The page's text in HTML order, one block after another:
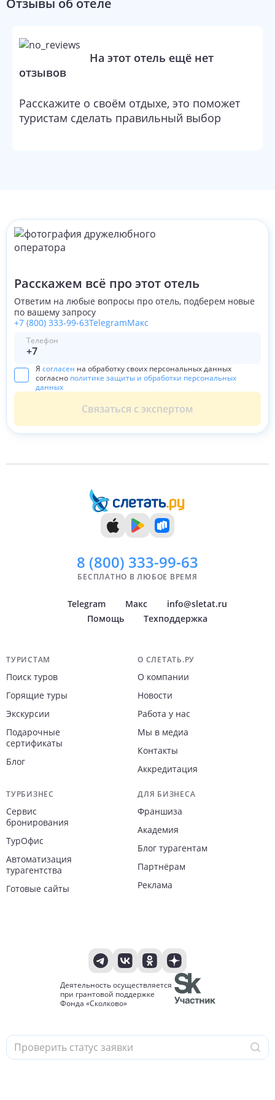
Отзывы об отеле
На этот отель ещё нет
отзывов
Расскажите о своём отдыхе, это поможет
туристам сделать правильный выбор
Расскажем всё про этот отель
Ответим на любые вопросы про отель, подберем новые
по вашему запросу
+7 (800) 333-99-63TelegramМакс
Телефон
Я согласен на обработку своих персональных данных
согласно политике защиты и обработки персональных
данных
Связаться с экспертом
8 (800) 333-99-63
БЕСПЛАТНО В ЛЮБОЕ ВРЕМЯ
Telegram Макс
info@sletat.ru
Помощь
Техподдержка
Навигация по сайту
ТУРИСТАМ
Поиск туров
Горящие туры
Экскурсии
Подарочные
сертификаты
Блог
О СЛЕТАТЬ.РУ
О компании
Новости
Работа у нас
Мы в медиа
Контакты
Аккредитация
ТУРБИЗНЕС
Сервис
бронирования
ТурОфис
Автоматизация
турагентства
Готовые сайты
ДЛЯ БИЗНЕСА
Франшиза
Академия
Блог турагентам
Партнёрам
Реклама
Деятельность осуществляется
при грантовой поддержке
Фонда «Сколково»